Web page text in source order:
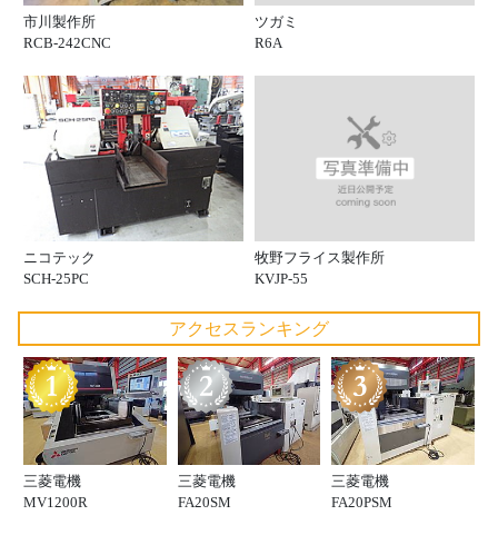
市川製作所
RCB-242CNC
ツガミ
R6A
ニコテック
SCH-25PC
牧野フライス製作所
KVJP-55
アクセスランキング
三菱電機
MV1200R
三菱電機
FA20SM
三菱電機
FA20PSM